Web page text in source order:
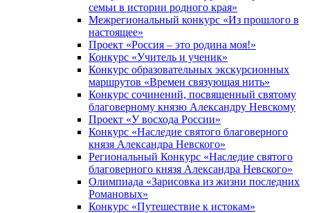
семьи в истории родного края»
Межрегиональный конкурс «Из прошлого в
настоящее»
Проект «Россия – это родина моя!»
Конкурс «Учитель и ученик»
Конкурс образовательных экскурсионных
маршрутов «Времен связующая нить»
Конкурс сочинений, посвященный святому
благоверному князю Александру Невскому
Проект «У восхода России»
Конкурс «Наследие святого благоверного
князя Александра Невского»
Региональный Конкурс «Наследие святого
благоверного князя Александра Невского»
Олимпиада «Зарисовка из жизни последних
Романовых»
Конкурс «Путешествие к истокам»